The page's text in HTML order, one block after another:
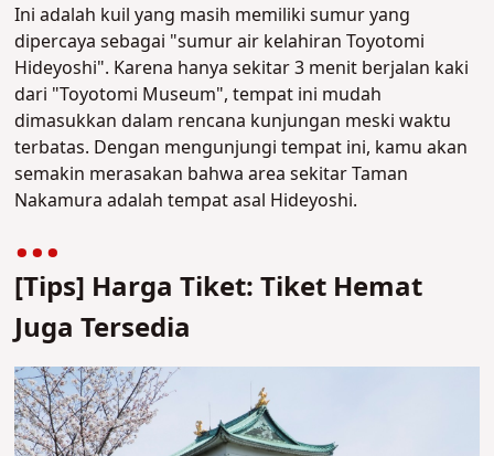
Ini adalah kuil yang masih memiliki sumur yang
dipercaya sebagai "sumur air kelahiran Toyotomi
Hideyoshi". Karena hanya sekitar 3 menit berjalan kaki
dari "Toyotomi Museum", tempat ini mudah
dimasukkan dalam rencana kunjungan meski waktu
terbatas. Dengan mengunjungi tempat ini, kamu akan
semakin merasakan bahwa area sekitar Taman
Nakamura adalah tempat asal Hideyoshi.
[Tips] Harga Tiket: Tiket Hemat
Juga Tersedia